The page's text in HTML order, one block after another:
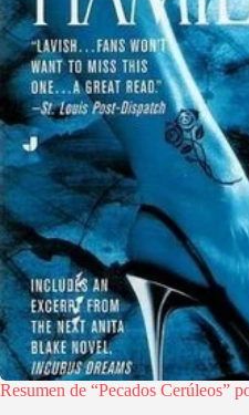
Resumen de “Pecados Cerúleos”